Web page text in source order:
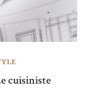
cuisiniste